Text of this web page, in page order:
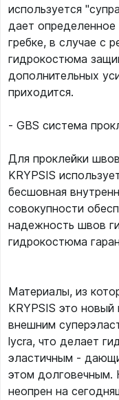
используется
дает определенное
гребке, в случае с
гидрокостюма
дополнительных
приходится.
- GBS система
Для проклейки
KRYPSIS
бесшовная
совокупности
надежность швов
гидрокостюма
Материалы, из
KRYPSIS это новый
внешним
lycra, что делает
эластичным -
этом долговечным.
неопрен на